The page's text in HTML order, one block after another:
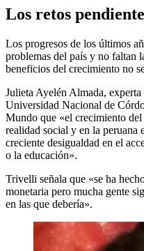
Los retos
Los progresos de los últimos
problemas del país y no faltan
beneficios del crecimiento no
Julieta Ayelén Almada,
Universidad Nacional de
Mundo que «el crecimiento
realidad social y en la peruana
creciente desigualdad en el
o la educación».
Trivelli señala que «se ha
monetaria pero mucha gente
en las que debería».